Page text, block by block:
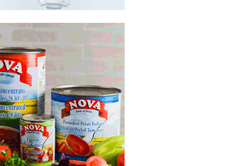
Səudiyyə Ərəbistanı və
arasında Məkkə müdafiə
- 15:15
bu silahı verməkdən
ABŞ-ın özünün bu raketlərə
var
- 15:00 157